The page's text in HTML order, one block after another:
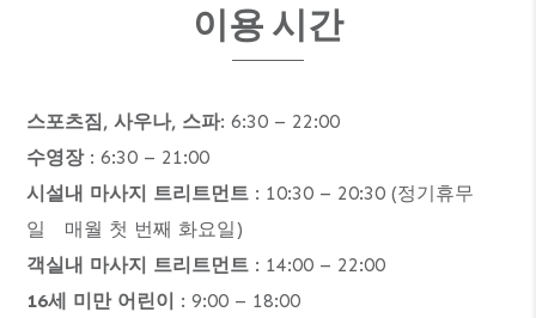
이용 시간
스포츠짐, 사우나, 스파: 6:30 – 22:00
수영장: 6:30 – 21:00
시설내 마사지 트리트먼트 : 10:30 – 20:30 (정기휴무
일 매월 첫 번째 화요일)
객실내 마사지 트리트먼트 : 14:00 – 22:00
16세 미만 어린이
: 9:00 – 18:00